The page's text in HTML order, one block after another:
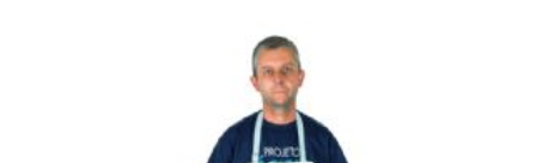
POLÍTICA DE QUALIDADE
PRODUTOS